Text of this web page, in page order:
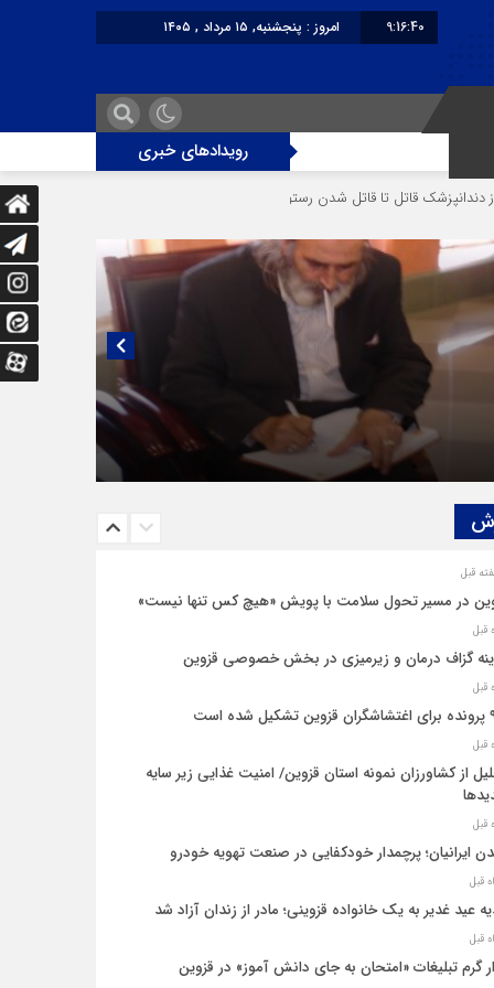
9:16:40
امروز : پنجشنبه, ۱۵ مرداد , ۱۴۰۵
رویدادهای خبری
تا قاتل‌ شدن رستوران‌‌دار
منتشر نشده با پروفسور اهرنجانی، صاحب نظریه سه‌ شاخگی
در مسیر تحول سلامت با پویش «هیچ‌ کس تنها نیست»
گزاف درمان و زیرمیزی در بخش خصوصی قزوین
است
از کشاورزان نمونه استان قزوین/ امنیت غذایی زیر سایه
ایرانیان؛ پرچمدار خودکفایی در صنعت تهویه خودرو
عید غدیر به یک خانواده قزوینی؛ مادر از زندان آزاد شد
گرم تبلیغات «امتحان به جای دانش‌ آموز» در قزوین